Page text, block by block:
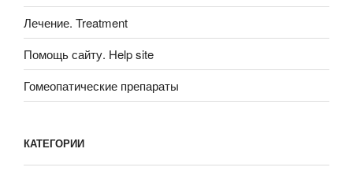
Лечение. Treatment
Помощь сайту. Help site
Гомеопатические препараты
КАТЕГОРИИ